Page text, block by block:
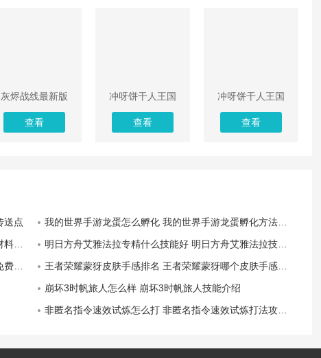
灰烬战线最新版
查看
冲呀饼干人王国
安卓版
查看
冲呀饼干人王国
ios版
查看
送点
我的世界手游龙蛋怎么孵化 我的世界手游龙蛋孵化方法介绍
全
明日方舟艾雅法拉专精什么技能好 明日方舟艾雅法拉技能专精推荐
览
王者荣耀蒙犽皮肤手感排名 王者荣耀蒙犽哪个皮肤手感最好
崩坏3时帆旅人怎么样 崩坏3时帆旅人技能介绍
非匿名指令速效试炼怎么打 非匿名指令速效试炼打法攻略一览